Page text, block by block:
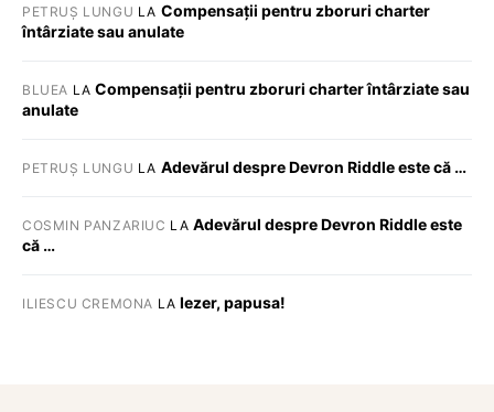
PETRUȘ LUNGU LA Compensații pentru zboruri charter
întârziate sau anulate
BLUEA LACompensații pentru zboruri charter întârziate sau
anulate
PETRUȘ LUNGU LA Adevărul despre Devron Riddle este că …
COSMIN PANZARIUC LA Adevărul despre Devron Riddle este
că …
ILIESCU CREMONA LA Iezer, papusa!